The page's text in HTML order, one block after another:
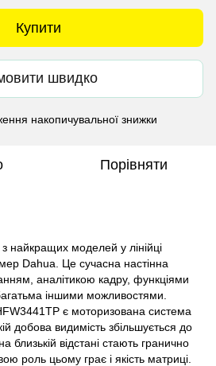
Купити
швидко
накопичувальної знижки
Порівняти
найкращих моделей у лінійці
Dahua. Це сучасна настінна
аналітикою кадру, функціями
іншими можливостями.
є моторизована система
добова видимість збільшується до
близькій відстані стають гранично
роль цьому грає і якість матриці.